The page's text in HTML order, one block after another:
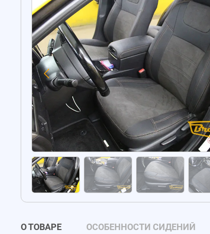
О ТОВАРЕ ОСОБЕННОСТИ СИДЕНИЙ